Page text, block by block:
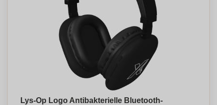
Lys-Op Logo Antibakterielle Bluetooth-